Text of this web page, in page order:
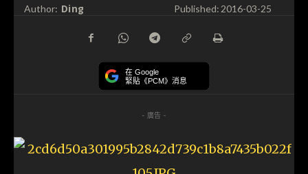
Author: Ding Published:2016-03-25
在 Google
緊貼《PCM》消息
- 廣告 -